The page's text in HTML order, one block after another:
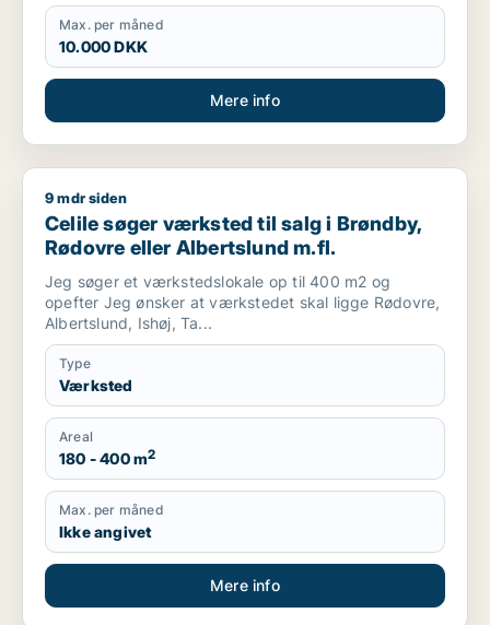
Max. per måned
10.000 DKK
Mere info
Celile søger værksted til salg i Brøndby, Rødovre eller
9 mdr siden
Celile søger værksted til salg i Brøndby,
Rødovre eller Albertslund m.fl.
Jeg søger et værkstedslokale op til 400 m2 og
opefter Jeg ønsker at værkstedet skal ligge Rødovre,
Albertslund, Ishøj, Ta...
Type
Værksted
Areal
180 - 400 m2
Max. per måned
Ikke angivet
Mere info